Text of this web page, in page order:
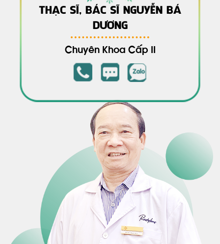
THẠC SĨ, BÁC SĨ NGUYỄN BÁ
DƯƠNG
Chuyên Khoa Cấp II